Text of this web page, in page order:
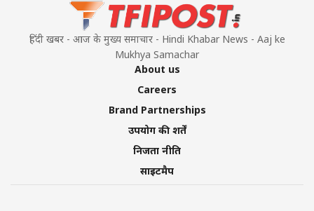
हिंदी खबर - आज के मुख्य समाचार - Hindi Khabar News - Aaj ke
Mukhya Samachar
About us
Careers
Brand Partnerships
उपयोग की शर्तें
निजता नीति
साइटमैप